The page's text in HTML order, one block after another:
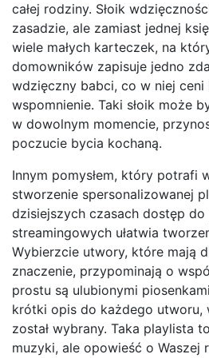
całej rodziny. Słoik
zasadzie, ale zamiast jednej
wiele małych karteczek, na
domowników zapisuje jedno
wdzięczny babci, co w niej ceni
wspomnienie. Taki słoik może
w dowolnym momencie,
poczucie bycia kochaną.
Innym pomysłem, który potrafi
stworzenie spersonalizowanej
dzisiejszych czasach dostęp
streamingowych ułatwia
Wybierzcie utwory, które mają
znaczenie, przypominają o
prostu są ulubionymi
krótki opis do każdego utworu,
został wybrany. Taka playlista
muzyki, ale opowieść o Waszej